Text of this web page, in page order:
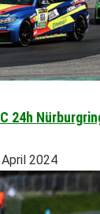
24h
April 2024